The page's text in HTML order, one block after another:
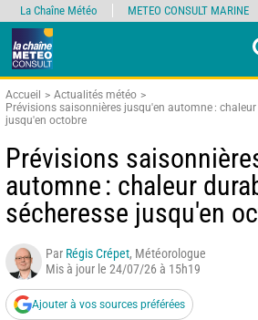
Accueil
Actualités météo
Prévisions saisonnières jusqu'en automne :
jusqu'en octobre
Prévisions
automne : chaleur
sécheresse jusqu'en
Par Régis Crépet, Météorologue
Mis à jour le 24/07/26 à 15h19
Ajouter à vos sources préférées
La Chaîne Météo METEO CONSULT MARINE